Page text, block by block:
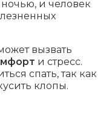
и человек
вызвать
и стресс.
спать, так как
клопы.